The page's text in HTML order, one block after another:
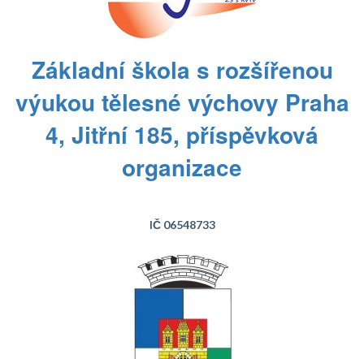
Základní škola s rozšířenou
výukou tělesné výchovy Praha
4, Jitřní 185, příspěvková
organizace
IČ 06548733